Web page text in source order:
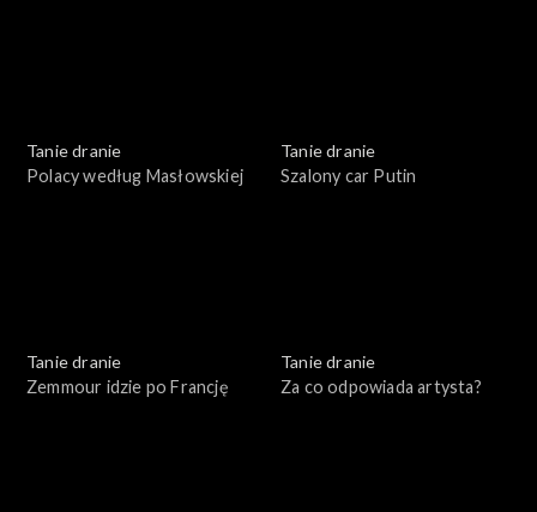
Tanie dranie
Polacy według Masłowskiej
Tanie dranie
Szalony car Putin
Tanie dranie
Zemmour idzie po Francję
Tanie dranie
Za co odpowiada artysta?